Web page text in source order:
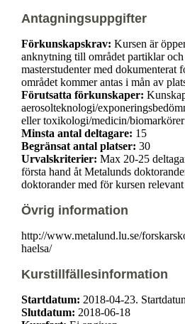
Antagningsuppgifter
Förkunskapskrav: Kursen är
anknytning till området partiklar och
masterstudenter med dokumenterat
området kommer antas i mån av
Förutsatta förkunskaper:
aerosolteknologi/
eller toxikologi/medicin/biomarkörer
Minsta antal deltagare: 15
Begränsat antal platser: 30
Urvalskriterier: Max 20-25
första hand åt Metalunds
doktorander med för kursen
Övrig information
http://www.metalund.lu.se/
haelsa/
Kurstillfällesinformation
Startdatum: 2018-04-23.
Slutdatum: 2018-06-18